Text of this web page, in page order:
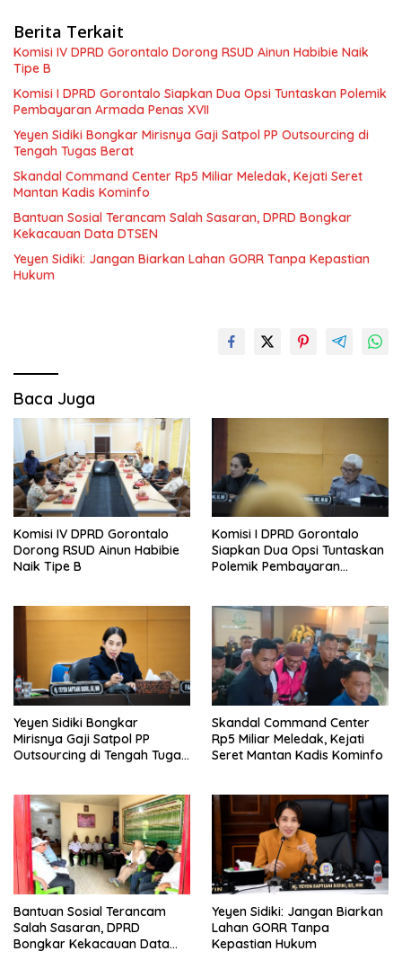
Berita Terkait
Komisi IV DPRD Gorontalo Dorong RSUD Ainun Habibie Naik
Tipe B
Komisi I DPRD Gorontalo Siapkan Dua Opsi Tuntaskan Polemik
Pembayaran Armada Penas XVII
Yeyen Sidiki Bongkar Mirisnya Gaji Satpol PP Outsourcing di
Tengah Tugas Berat
Skandal Command Center Rp5 Miliar Meledak, Kejati Seret
Mantan Kadis Kominfo
Bantuan Sosial Terancam Salah Sasaran, DPRD Bongkar
Kekacauan Data DTSEN
Yeyen Sidiki: Jangan Biarkan Lahan GORR Tanpa Kepastian
Hukum
Baca Juga
Komisi IV DPRD Gorontalo
Dorong RSUD Ainun Habibie
Naik Tipe B
Komisi I DPRD Gorontalo
Siapkan Dua Opsi Tuntaskan
Polemik Pembayaran
Yeyen Sidiki Bongkar
Mirisnya Gaji Satpol PP
Outsourcing di Tengah Tugas
Skandal Command Center
Rp5 Miliar Meledak, Kejati
Seret Mantan Kadis Kominfo
Bantuan Sosial Terancam
Salah Sasaran, DPRD
Bongkar Kekacauan Data
Yeyen Sidiki: Jangan Biarkan
Lahan GORR Tanpa
Kepastian Hukum